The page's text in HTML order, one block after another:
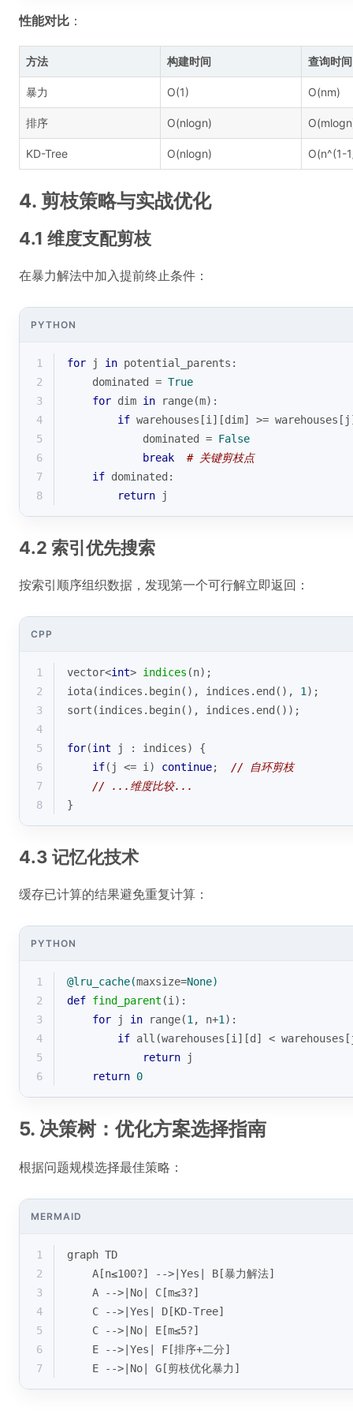
性能对比 ：
方法 构建时间 查询时间
暴力 O(1) O(nm)
排序 O(nlogn)
KD-Tree O(nlogn) O(n^(1-
4. 剪枝策略与实战优化
4.1 维度支配剪枝
在暴力解法中加入提前终止条件：
PYTHON
1 for j in potential_parents:
2
    dominated =
True
3
for dim in range(m):
4
if warehouses[i][dim] >=
5
            dominated =
False
6
break
# 关键剪枝点
7
if dominated:
8
return j
4.2 索引优先搜索
按索引顺序组织数据，发现第一个可行解立即返回：
CPP
1 vector<int> indices (n) ;
2
iota(indices. begin(), indices. end (), 1 );
3
sort (indices. begin(), indices. end ());
4
5
for(int j : indices) {
6
if(j <= i) continue; // 自环剪枝
7
// ...维度比较...
8
}
4.3 记忆化技术
缓存已计算的结果避免重复计算：
PYTHON
1 @lru_cache(maxsize=None)
2
def find_parent (i ):
3
for j in range(1 , n+1 ):
4
if all (warehouses[i][d] <
5
return j
6
return 0
5. 决策树：优化方案选择指南
根据问题规模选择最佳策略：
MERMAID
1
graph TD
2
    A[n≤100?] -->|Yes| B[暴力解法]
3
    A -->|No| C[m≤3?]
4
    C -->|Yes| D[KD-Tree]
5
    C -->|No| E[m≤5?]
6
    E -->|Yes| F[排序+二分]
7
    E -->|No| G[剪枝优化暴力]